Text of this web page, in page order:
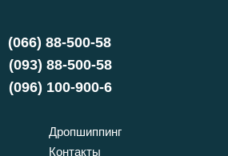
(066) 88-500-58
(093) 88-500-58
(096) 100-900-6
Дропшиппинг
Контакты